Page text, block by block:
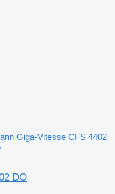
Giga-Vitesse CFS 4402
DO